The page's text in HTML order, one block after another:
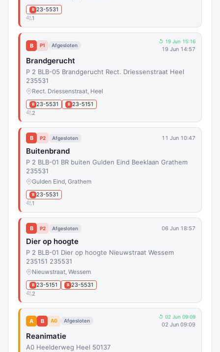
B 23-5531
1
B P1 Afgesloten
↺ 19 Jun 15:16
19 Jun 14:57
Brandgerucht
P 2 BLB-05 Brandgerucht Rect. Driessenstraat Heel
235531
Rect. Driessenstraat, Heel
B 23-5531 B 23-5151
2
B P2 Afgesloten 11 Jun 10:47
Buitenbrand
P 2 BLB-01 BR buiten Gulden Eind Beeklaan Grathem
235531
Gulden Eind, Grathem
B 23-5531
1
B P2 Afgesloten 06 Jun 18:57
Dier op hoogte
P 2 BLB-01 Dier op hoogte Nieuwstraat Wessem
235151 235531
Nieuwstraat, Wessem
B 23-5151 B 23-5531
2
A B A0 Afgesloten
↺ 02 Jun 09:09
02 Jun 09:09
Reanimatie
A0 Heelderweg Heel 50137